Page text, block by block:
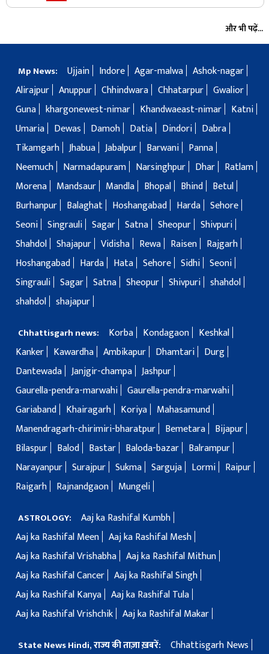
और भी पढ़ें...
Mp News: Ujjain Indore Agar-malwa Ashok-nagar
Alirajpur Anuppur Chhindwara Chhatarpur Gwalior
Guna khargonewest-nimar Khandwaeast-nimar
Katni
Umaria
Dewas Damoh Datia Dindori
Dabra
Tikamgarh Jhabua Jabalpur Barwani
Panna
Neemuch
Narmadapuram Narsinghpur Dhar
Ratlam
Morena
Mandsaur Mandla Bhopal Bhind
Betul
Burhanpur
Balaghat Hoshangabad Harda Sehore
Seoni Singrauli Sagar Satna Sheopur Shivpuri
Shahdol Shajapur Vidisha Rewa Raisen
Rajgarh
Hoshangabad
Harda Hata Sehore Sidhi Seoni
Singrauli Sagar Satna Sheopur Shivpuri shahdol
shahdol shajapur
Chhattisgarh news: Korba Kondagaon
Keshkal
Kanker
Kawardha Ambikapur Dhamtari
Durg
Dantewada Janjgir-champa Jashpur
Gaurella-pendra-marwahi Gaurella-pendra-marwahi
Gariaband
Khairagarh Koriya
Mahasamund
Manendragarh-chirimiri-bharatpur
Bemetara
Bijapur
Bilaspur
Balod Bastar Baloda-bazar
Balrampur
Narayanpur Surajpur Sukma Sarguja Lormi
Raipur
Raigarh
Rajnandgaon Mungeli
ASTROLOGY:
Aaj ka Rashifal Kumbh
Aaj ka Rashifal Meen Aaj ka Rashifal Mesh
Aaj ka Rashifal Vrishabha Aaj ka Rashifal Mithun
Aaj ka Rashifal Cancer Aaj ka Rashifal Singh
Aaj ka Rashifal Kanya Aaj ka Rashifal Tula
Aaj ka Rashifal Vrishchik Aaj ka Rashifal Makar
State News Hindi, राज्य की ताज़ा ख़बरें:
Chhattisgarh News